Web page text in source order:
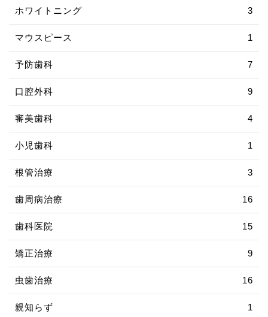
ホワイトニング 3
マウスピース 1
予防歯科 7
口腔外科 9
審美歯科 4
小児歯科 1
根管治療 3
歯周病治療 16
歯科医院 15
矯正治療 9
虫歯治療 16
親知らず 1